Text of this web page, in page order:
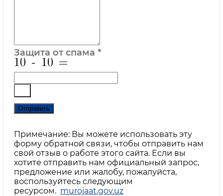
Защита от спама *
Отправить
Примечание: Вы можете использовать эту
форму обратной связи, чтобы отправить нам
свой отзыв о работе этого сайта. Если вы
хотите отправить нам официальный запрос,
предложение или жалобу, пожалуйста,
воспользуйтесь следующим
ресурсом. murojaat.gov.uz